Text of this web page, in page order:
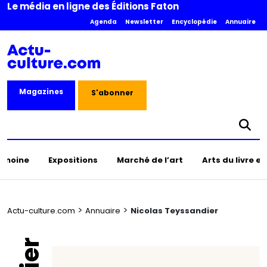
Le média en ligne des Éditions Faton
Agenda Newsletter Encyclopédie Annuaire
Magazines S'abonner
Expositions Marché de l’art Arts du livre
Actu-culture.com > Annuaire > Nicolas Teyssandier